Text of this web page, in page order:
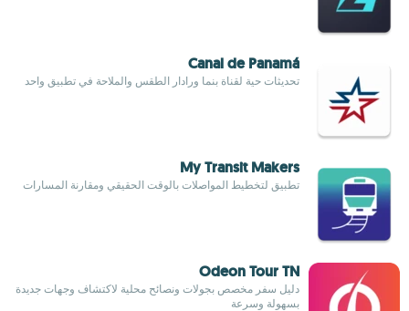
Canal de Panamá
تحديثات حية لقناة بنما ورادار الطقس والملاحة في تطبيق واحد
My Transit Makers
تطبيق لتخطيط المواصلات بالوقت الحقيقي ومقارنة المسارات
Odeon Tour TN
دليل سفر مخصص بجولات ونصائح محلية لاكتشاف وجهات جديدة
بسهولة وسرعة